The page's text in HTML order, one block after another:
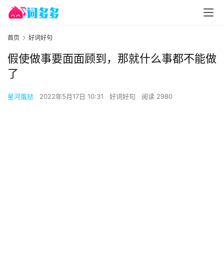
首页 好词好句
假使做事要面面顾到，那就什么事都不能做
了
星河蛋挞 2022年5月17日 10:31 好词好句 阅读 2980